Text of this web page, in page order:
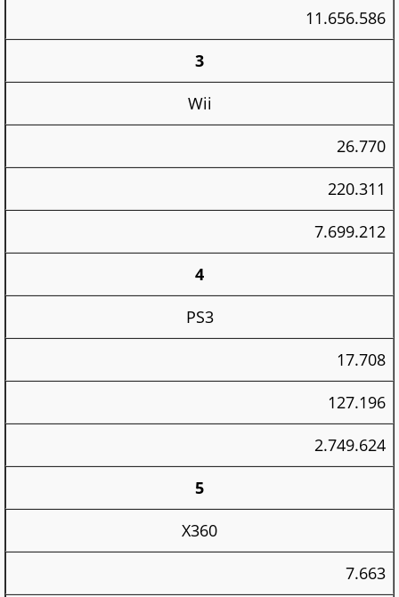
11.656.586
3
Wii
26.770
220.311
7.699.212
4
PS3
17.708
127.196
2.749.624
5
X360
7.663